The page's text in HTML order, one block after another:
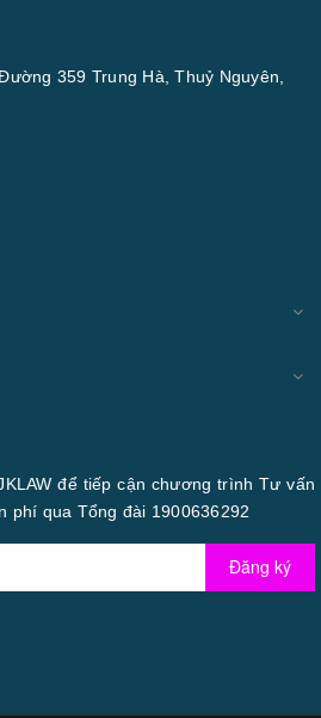
359 Trung Hà, Thuỷ Nguyên,
để tiếp cận chương trình Tư vấn
phí qua Tổng đài 1900636292
Đăng ký